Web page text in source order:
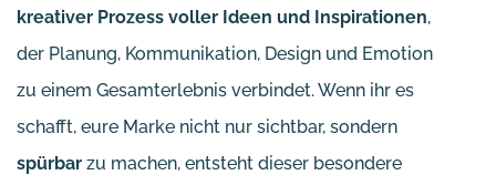
kreativer Prozess voller Ideen und Inspirationen,
der Planung, Kommunikation, Design und Emotion
zu einem Gesamterlebnis verbindet. Wenn ihr es
schafft, eure Marke nicht nur sichtbar, sondern
spürbar zu machen, entsteht dieser besondere